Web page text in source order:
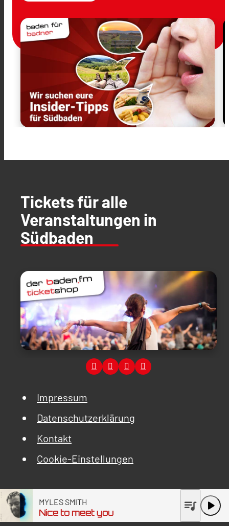
Tickets für alle
Veranstaltungen in
Südbaden
Impressum
Datenschutzerklärung
Kontakt
Cookie-Einstellungen
MYLES SMITH
Nice to meet you play_arrow
queue_music